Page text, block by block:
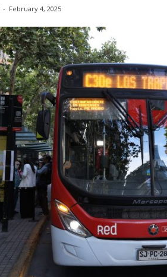
- February 4, 2025